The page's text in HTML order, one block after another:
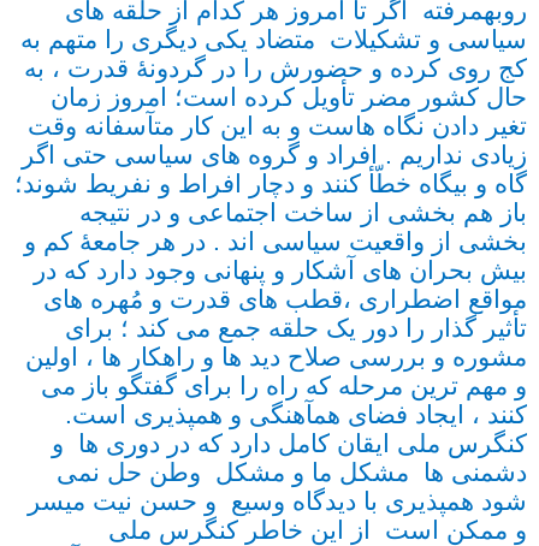
روبهمرفته اگر تا امروز هر کدام از حلقه های
سیاسی و تشکیلات متضاد یکی دیگری را متهم به
کج روی کرده و حضورش را در گردونۀ قدرت ، به
حال کشور مضر تأویل کرده است؛ امروز زمان
تغیر دادن نگاه هاست و به این کار متآسفانه وقت
زیادی نداریم . افراد و گروه های سیاسی حتی اگر
گاه و بیگاه خطّأ کنند و دچار افراط و نفریط شوند؛
باز هم بخشی از ساخت اجتماعی و در نتیجه
بخشی از واقعیت سیاسی اند . در هر جامعۀ کم و
بیش بحران های آشکار و پنهانی وجود دارد که در
مواقع اضطراری ،قطب های قدرت و مُهره های
تأثیر گذار را دور یک حلقه جمع می کند ؛ برای
مشوره و بررسی صلاح دید ها و راهکار ها ، اولین
و مهم ترین مرحله که راه را برای گفتگو باز می
کنند ، ایجاد فضای همآهنگی و همپذیری است.
کنگرس ملی ایقان کامل دارد که در دوری ها و
دشمنی ها مشکل ما و مشکل وطن حل نمی
شود همپذیری با دیدگاه وسیع و حسن نیت میسر
و ممکن است از این خاطر کنگرس ملی